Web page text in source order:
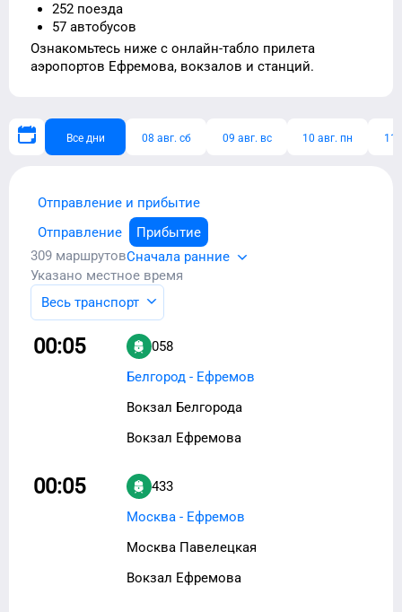
252 поезда
57 автобусов
Ознакомьтесь ниже с онлайн-табло прилета
аэропортов Ефремова, вокзалов и станций.
Все дни 08 авг. сб 09 авг. вс 10 авг. пн 11
Отправление и прибытие
Отправление
Прибытие
309 маршрутовСначала ранние
Указано местное время
Весь транспорт
00:05
058
Белгород - Ефремов
Вокзал Белгорода
Вокзал Ефремова
00:05
433
Москва - Ефремов
Москва Павелецкая
Вокзал Ефремова